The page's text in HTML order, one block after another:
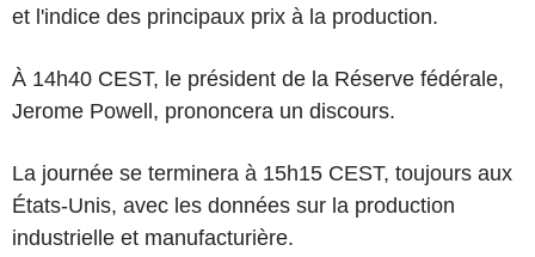
et l'indice des principaux prix à la production.
À 14h40 CEST, le président de la Réserve fédérale,
Jerome Powell, prononcera un discours.
La journée se terminera à 15h15 CEST, toujours aux
États-Unis, avec les données sur la production
industrielle et manufacturière.